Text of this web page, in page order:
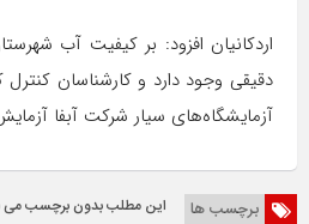
اردکانیان افزود: بر کیفیت آب
دقیقی وجود دارد و کارشناسان
آزمایشگاه‌های سیار شرکت آبفا
برچسب ها این مطلب بدون برچسب می